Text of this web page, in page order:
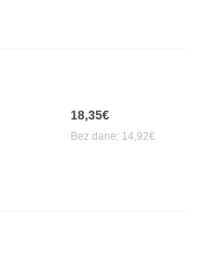
18,35€
Bez dane: 14,92€